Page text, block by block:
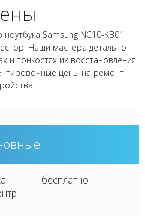
Samsung NC10-KB01
Наши мастера детально
и тонкостях их восстановления.
цены на ремонт
бесплатно